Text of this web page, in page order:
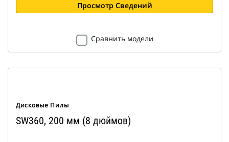
Просмотр Сведений
Сравнить модели
Дисковые Пилы
SW360, 200 мм (8 дюймов)